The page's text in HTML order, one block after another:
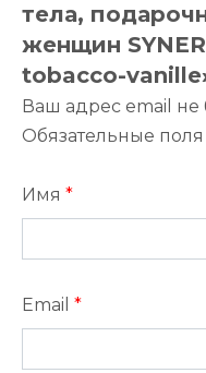
тела,
женщин
tobacco-
Ваш адрес email не
Обязательные
Имя *
Email *